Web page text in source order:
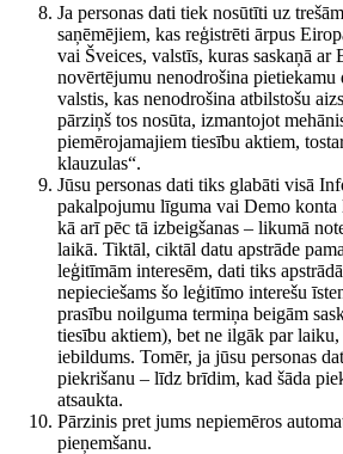
Ja personas dati tiek nosūtīti uz
saņēmējiem, kas reģistrēti ārpus
vai Šveices, valstīs, kuras saskaņā ar
novērtējumu nenodrošina pietiekamu
valstis, kas nenodrošina atbilstošu
pārziņš tos nosūta, izmantojot
piemērojamajiem tiesību aktiem,
klauzulas“.
Jūsu personas dati tiks glabāti visā
pakalpojumu līguma vai Demo konta
kā arī pēc tā izbeigšanas – likumā
laikā. Tiktāl, ciktāl datu apstrāde
leģitīmām interesēm, dati tiks
nepieciešams šo leģitīmo interešu
prasību noilguma termiņa beigām
tiesību aktiem), bet ne ilgāk par
iebildums. Tomēr, ja jūsu personas
piekrišanu – līdz brīdim, kad šāda
atsaukta.
Pārzinis pret jums nepiemēros
pieņemšanu.